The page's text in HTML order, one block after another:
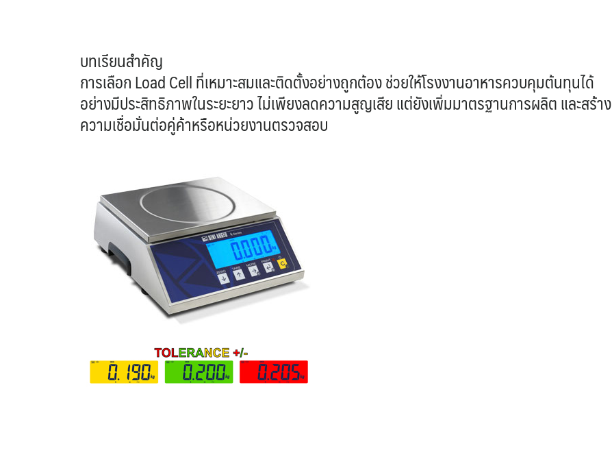
บทเรียนสำคัญ
การเลือก Load Cell ที่เหมาะสมและติดตั้งอย่างถูกต้อง ช่วยให้โรงงานอาหารควบคุมต้นทุนได้
อย่างมีประสิทธิภาพในระยะยาว ไม่เพียงลดความสูญเสีย แต่ยังเพิ่มมาตรฐานการผลิต และสร้าง
ความเชื่อมั่นต่อคู่ค้าหรือหน่วยงานตรวจสอบ